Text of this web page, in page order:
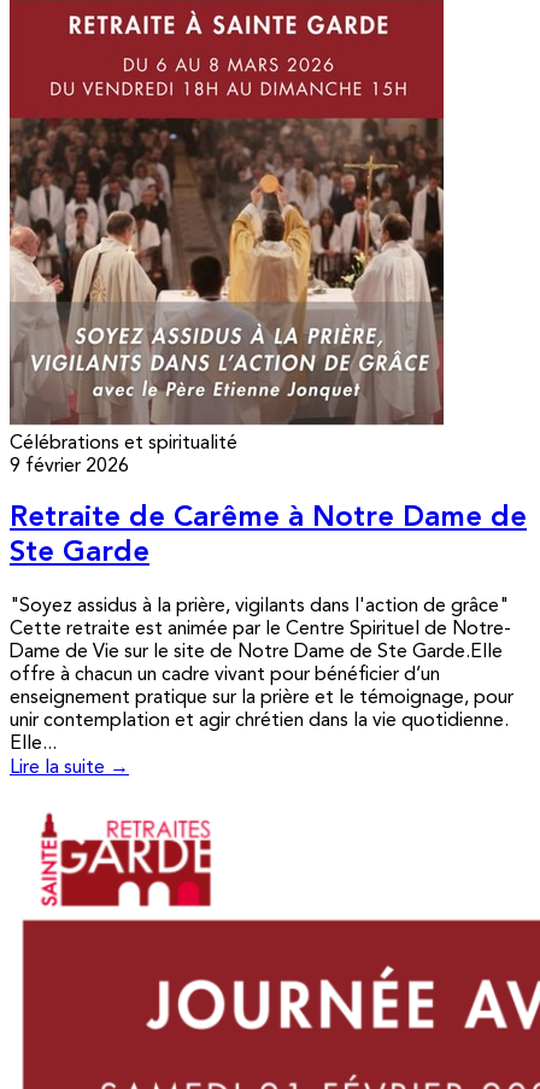
Célébrations et spiritualité
9 février 2026
Retraite de Carême à Notre Dame de
Ste Garde
"Soyez assidus à la prière, vigilants dans l'action de grâce"
Cette retraite est animée par le Centre Spirituel de Notre-
Dame de Vie sur le site de Notre Dame de Ste Garde.Elle
offre à chacun un cadre vivant pour bénéficier d’un
enseignement pratique sur la prière et le témoignage, pour
unir contemplation et agir chrétien dans la vie quotidienne.
Elle...
Lire la suite →